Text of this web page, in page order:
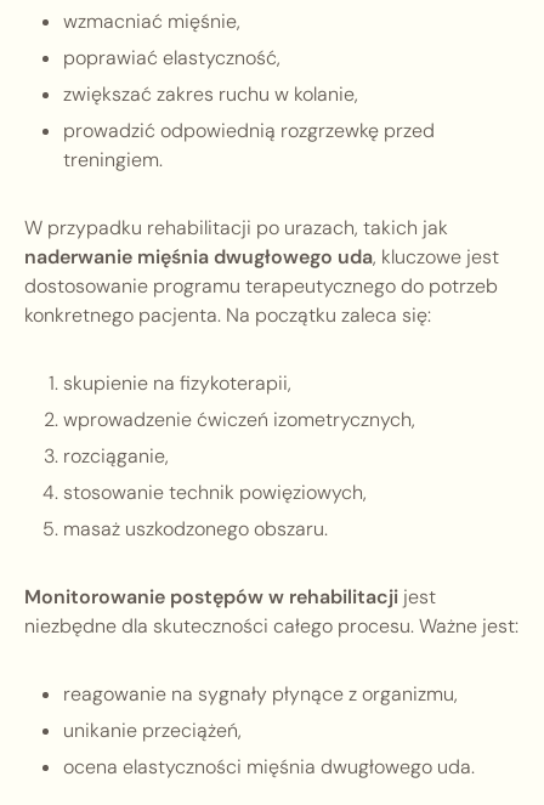
wzmacniać mięśnie,
poprawiać elastyczność,
zwiększać zakres ruchu w kolanie,
prowadzić odpowiednią rozgrzewkę przed
treningiem.
W przypadku rehabilitacji po urazach, takich jak
naderwanie mięśnia dwugłowego uda, kluczowe jest
dostosowanie programu terapeutycznego do potrzeb
konkretnego pacjenta. Na początku zaleca się:
skupienie na fizykoterapii,
wprowadzenie ćwiczeń izometrycznych,
rozciąganie,
stosowanie technik powięziowych,
masaż uszkodzonego obszaru.
Monitorowanie postępów w rehabilitacji jest
niezbędne dla skuteczności całego procesu. Ważne jest:
reagowanie na sygnały płynące z organizmu,
unikanie przeciążeń,
ocena elastyczności mięśnia dwugłowego uda.